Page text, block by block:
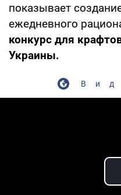
показывает
ежедневного
конкурс для
Украины.